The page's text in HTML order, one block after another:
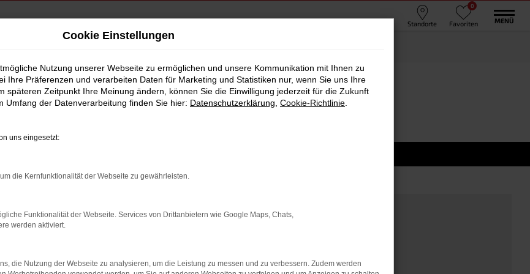
Standorte
0
Favoriten MENÜ
Ismaning
Cookie Einstellungen
Nutzung unserer Webseite zu ermöglichen und unsere Kommunikation mit Ihnen zu
Ihre Präferenzen und verarbeiten Daten für Marketing und Statistiken nur, wenn Sie uns Ihre
späteren Zeitpunkt Ihre Meinung ändern, können Sie die Einwilligung jederzeit für die Zukunft
Umfang der Datenverarbeitung finden Sie hier: Datenschutzerklärung Cookie-Richtlinie
uns eingesetzt:
die Kernfunktionalität der Webseite zu gewährleisten.
Funktionalität der Webseite. Services von Drittanbietern wie Google Maps, Chats,
werden aktiviert.
die Nutzung der Webseite zu analysieren, um die Leistung zu messen und zu verbessern. Zudem werden